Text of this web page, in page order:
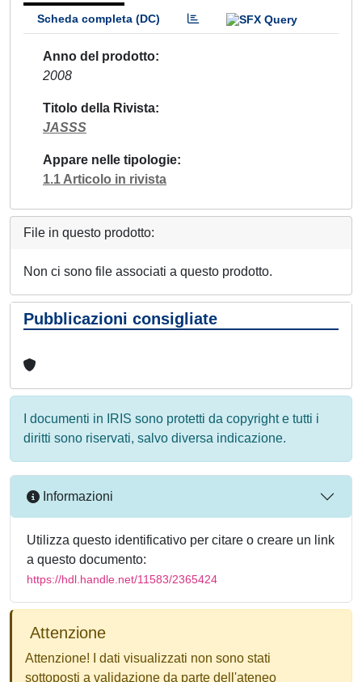
Scheda completa (DC)
Anno del prodotto
2008
Titolo della Rivista
JASSS
Appare nelle tipologie
1.1 Articolo in rivista
File in questo prodotto:
Non ci sono file associati a questo prodotto.
Pubblicazioni consigliate
I documenti in IRIS sono protetti da copyright e tutti i
diritti sono riservati, salvo diversa indicazione.
Informazioni
Utilizza questo identificativo per citare o creare un link
a questo documento:
https://hdl.handle.net/11583/2365424
Attenzione
Attenzione! I dati visualizzati non sono stati
sottoposti a validazione da parte dell'ateneo